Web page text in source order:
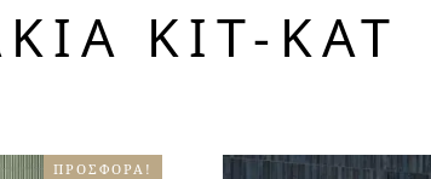
KIT-KAT
ΠΡΟΣΦΟΡΆ!